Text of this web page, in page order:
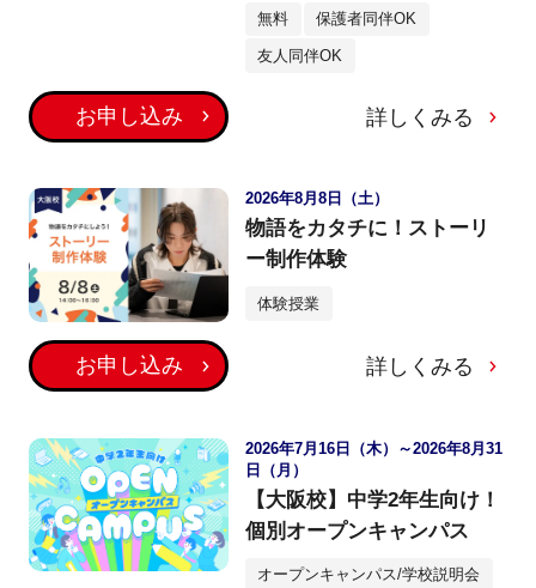
無料 保護者同伴OK
友人同伴OK
お申し込み 詳しくみる
2026年8月8日（土）
物語をカタチに！ストーリ
ー制作体験
体験授業
お申し込み 詳しくみる
2026年7月16日（木）～2026年8月31
日（月）
【大阪校】中学2年生向け！
個別オープンキャンパス
オープンキャンパス/学校説明会